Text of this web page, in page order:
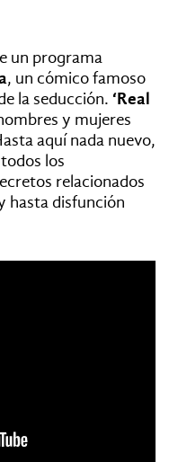
un programa
, un cómico famoso
la seducción. ‘Real
y mujeres
aquí nada nuevo,
los
relacionados
hasta disfunción